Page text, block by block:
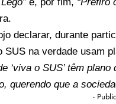
declarar, durante
SUS na verdade usam
‘viva o SUS’ têm
querendo que a
-